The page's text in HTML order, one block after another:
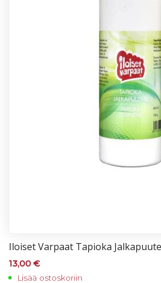
Iloi­set Var­paat Ta­pio­ka
13,00 €
Lisää ostoskoriin